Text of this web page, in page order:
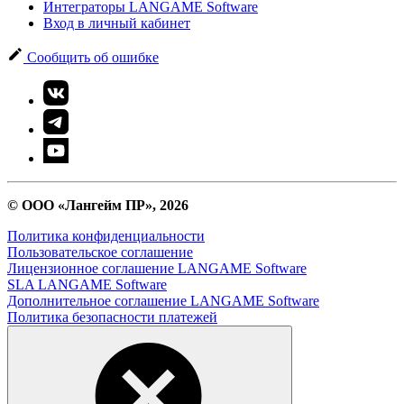
Интеграторы LANGAME Software
Вход в личный кабинет
Сообщить об ошибке
© ООО «Лангейм ПР», 2026
Политика конфиденциальности
Пользовательское соглашение
Лицензионное соглашение LANGAME Software
SLA LANGAME Software
Дополнительное соглашение LANGAME Software
Политика безопасности платежей